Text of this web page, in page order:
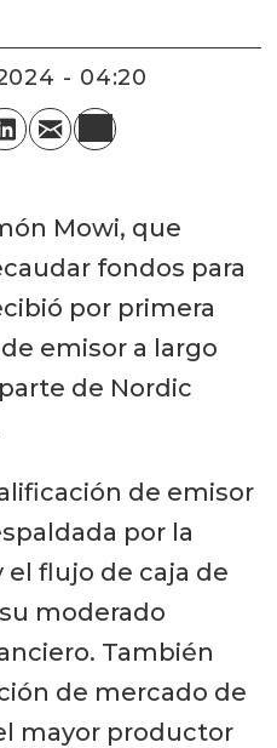
- 04:20
Mowi, que
fondos para
por primera
emisor a largo
de Nordic
de emisor
por la
flujo de caja de
moderado
También
de mercado de
mayor productor